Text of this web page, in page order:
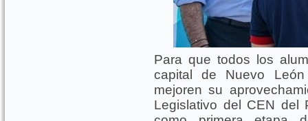
Para que todos los
capital de Nuevo
mejoren su
Legislativo del CEN del